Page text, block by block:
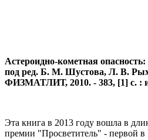
Астероидно-кометная опасность:
под ред. Б. М. Шустова, Л. В.
ФИЗМАТЛИТ, 2010. - 383, [1] с. :
Эта книга в 2013 году вошла в
премии "Просветитель" - первой в